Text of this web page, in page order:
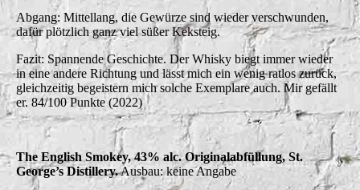
Abgang: Mittellang, die Gewürze sind wieder verschwunden,
dafür plötzlich ganz viel süßer Keksteig.
Fazit: Spannende Geschichte. Der Whisky biegt immer wieder
in eine andere Richtung und lässt mich ein wenig ratlos zurück,
gleichzeitig begeistern mich solche Exemplare auch. Mir gefällt
er. 84/100 Punkte (2022)
The English Smokey, 43% alc. Originalabfüllung, St.
George’s Distillery.Ausbau: keine Angabe